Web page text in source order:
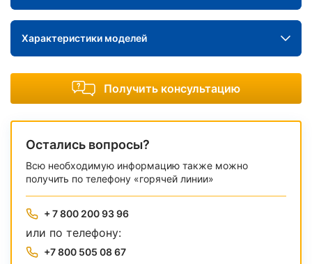
Характеристики моделей
Получить консультацию
Остались вопросы?
Всю необходимую информацию также можно
получить по телефону «горячей линии»
+ 7 800 200 93 96
или по телефону:
+7 800 505 08 67